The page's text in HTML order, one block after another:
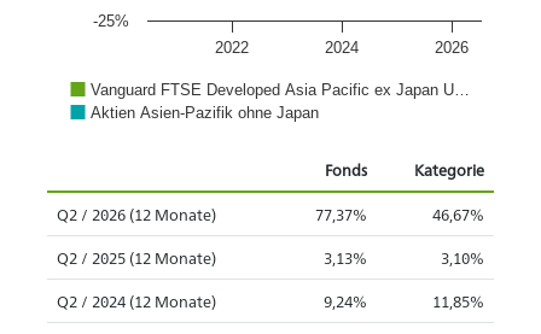
Vanguard FTSE Developed Asia Pacific ex Japan U…
Aktien Asien-Pazifik ohne Japan
2022 2024 2026
-25%
Fonds Kategorie
Q2 / 2026 (12 Monate) 77,37% 46,67%
Q2 / 2025 (12 Monate) 3,13% 3,10%
Q2 / 2024 (12 Monate) 9,24% 11,85%